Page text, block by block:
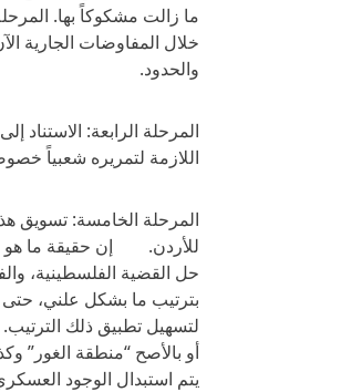
ما زالت مشكوكاً بها.
خلال المفاوضات الجارية
والحدود.
المرحلة الرابعة: الاستناد
اللازمة لتمريره شعبياً
المرحلة الخامسة: تسويق هذه
للأردن. إن حقيقة ما هو
حل القضية الفلسطينية،
بترتيب ما بشكل علني،
لتسهيل تطبيق ذلك الترتيب.
أو بالأصح “منطقة الغور”
يتم استبدال الوجود